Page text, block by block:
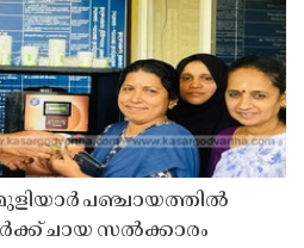
പഞ്ചായത്തിൽ
ചായ സൽക്കാരം